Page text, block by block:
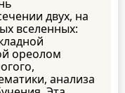
двух, на
вселенных:
ореолом
анализа